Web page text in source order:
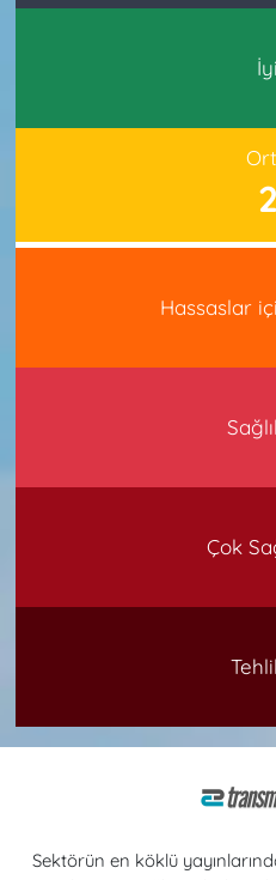
İyi
2
Hassaslar
Çok
Sektörün en köklü